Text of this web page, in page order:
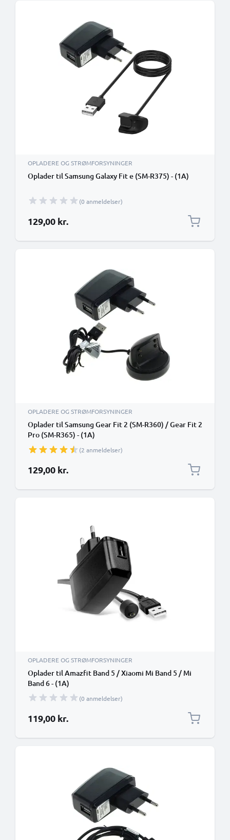
OPLADERE OG STRØMFORSYNINGER
Oplader til Samsung Galaxy Fit e (SM-R375) - (1A)
(0 anmeldelser)
129,00 kr.
OPLADERE OG STRØMFORSYNINGER
Oplader til Samsung Gear Fit 2 (SM-R360) / Gear Fit 2
Pro (SM-R365) - (1A)
(2 anmeldelser)
129,00 kr.
OPLADERE OG STRØMFORSYNINGER
Oplader til Amazfit Band 5 / Xiaomi Mi Band 5 / Mi
Band 6 - (1A)
(0 anmeldelser)
119,00 kr.